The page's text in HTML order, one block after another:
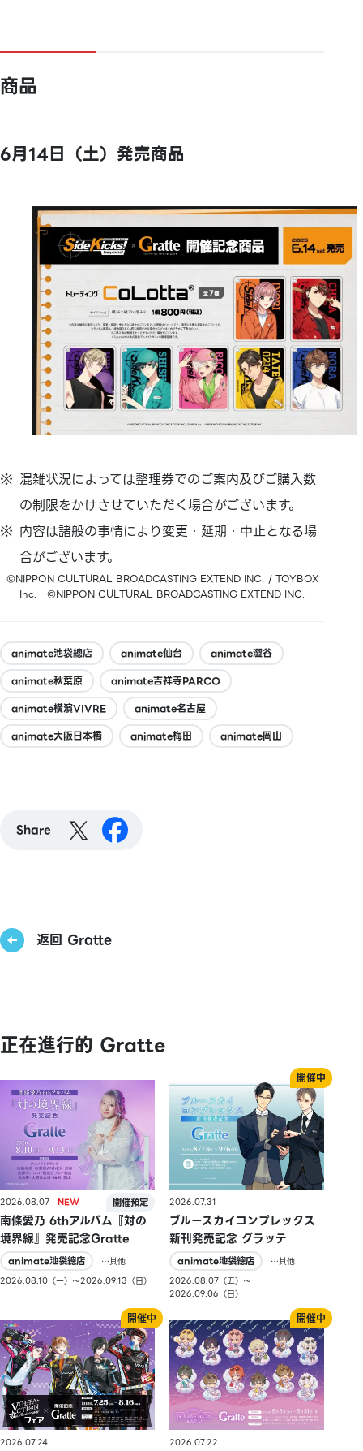
商品
6月14日（土）発売商品
混雑状況によっては整理券でのご案内及びご購入数
の制限をかけさせていただく場合がございます。
内容は諸般の事情により変更・延期・中止となる場
合がございます。
©NIPPON CULTURAL BROADCASTING EXTEND INC. / TOYBOX
Inc. ©NIPPON CULTURAL BROADCASTING EXTEND INC.
animate池袋總店 animate仙台
animate澀谷
animate秋葉原
animate吉祥寺PARCO
animate橫濱VIVRE
animate名古屋
animate大阪日本橋
animate梅田 animate岡山
Share
返回 Gratte
正在進行的 Gratte
2026.08.07
南條愛乃 6thアルバム『対の
境界線』発売記念Gratte
animate池袋總店
…其他
2026.08.10（一）〜2026.09.13（日）
2026.07.31
ブルースカイコンプレックス
新刊発売記念 グラッテ
animate池袋總店
…其他
2026.08.07（五）〜
2026.09.06（日）
2026.07.24 2026.07.22